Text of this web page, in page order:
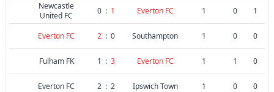
Newcastle
United FC
0 : 1 Everton FC 1 0 1
Everton FC 2 : 0 Southampton 1 0 0
Fulham FK 1 : 3 Everton FC 1 1 0
Everton FC 2 : 2 Ipswich Town 1 0 0